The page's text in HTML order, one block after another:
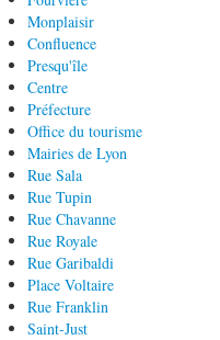
Monplaisir
Confluence
Presqu'île
Centre
Préfecture
Office du tourisme
Mairies de Lyon
Rue Sala
Rue Tupin
Rue Chavanne
Rue Royale
Rue Garibaldi
Place Voltaire
Rue Franklin
Saint-Just